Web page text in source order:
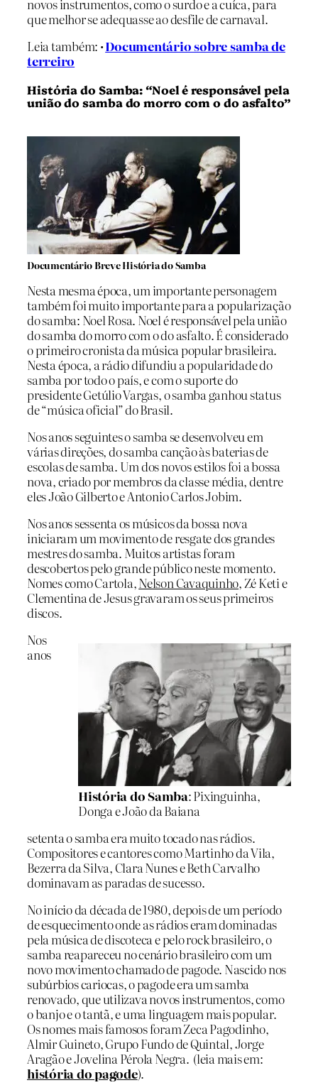
novos instrumentos, como o surdo e a cuíca, para
que melhor se adequasse ao desfile de carnaval.
Leia também: •Documentário sobre samba de
terreiro
História do Samba: “Noel é responsável pela
união do samba do morro com o do asfalto”
Documentário Breve História do Samba
Nesta mesma época, um importante personagem
também foi muito importante para a popularização
do samba: Noel Rosa. Noel é responsável pela união
do samba do morro com o do asfalto. É considerado
o primeiro cronista da música popular brasileira.
Nesta época, a rádio difundiu a popularidade do
samba por todo o país, e com o suporte do
presidente Getúlio Vargas, o samba ganhou status
de “música oficial” do Brasil.
Nos anos seguintes o samba se desenvolveu em
várias direções, do samba canção às baterias de
escolas de samba. Um dos novos estilos foi a bossa
nova, criado por membros da classe média, dentre
eles João Gilberto e Antonio Carlos Jobim.
Nos anos sessenta os músicos da bossa nova
iniciaram um movimento de resgate dos grandes
mestres do samba. Muitos artistas foram
descobertos pelo grande público neste momento.
Nomes como Cartola,Nelson Cavaquinho, Zé Keti e
Clementina de Jesus gravaram os seus primeiros
discos.
História do Samba: Pixinguinha,
Donga e João da Baiana
Nos
anos
setenta o samba era muito tocado nas rádios.
Compositores e cantores como Martinho da Vila,
Bezerra da Silva, Clara Nunes e Beth Carvalho
dominavam as paradas de sucesso.
No início da década de 1980, depois de um período
de esquecimento onde as rádios eram dominadas
pela música de discoteca e pelo rock brasileiro, o
samba reapareceu no cenário brasileiro com um
novo movimento chamado de pagode. Nascido nos
subúrbios cariocas, o pagode era um samba
renovado, que utilizava novos instrumentos, como
o banjo e o tantã, e uma linguagem mais popular.
Os nomes mais famosos foram Zeca Pagodinho,
Almir Guineto, Grupo Fundo de Quintal, Jorge
Aragão e Jovelina Pérola Negra. (leia mais em:
história do pagode).